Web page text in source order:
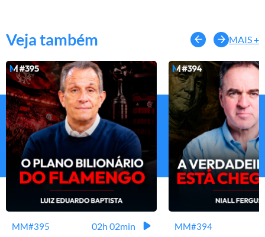
Veja também MAIS +
MM#395 02h 02min MM#394